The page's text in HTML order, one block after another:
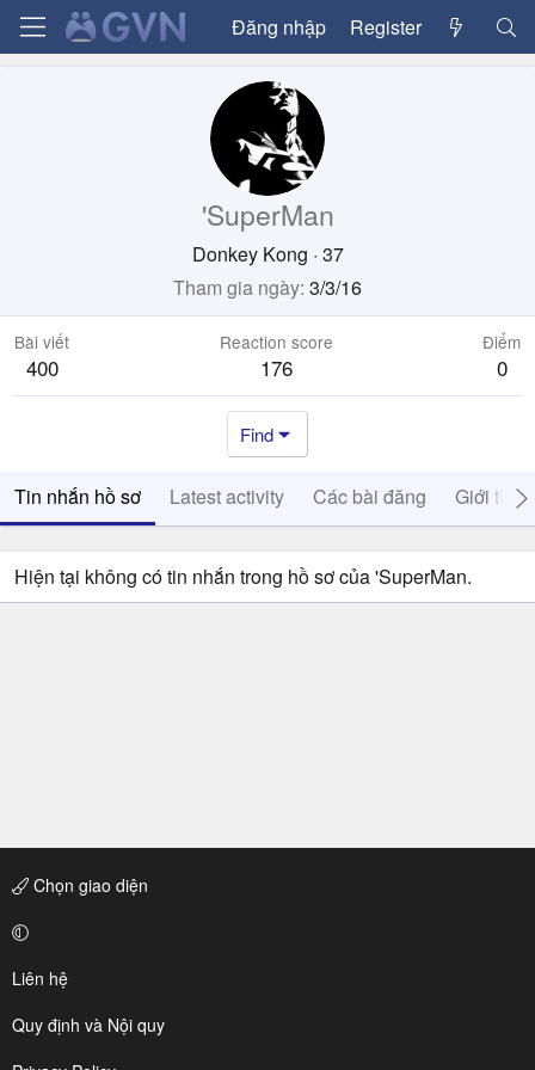
Đăng nhập Register
'SuperMan
Donkey Kong · 37
Tham gia ngày 3/3/16
Bài viết
400
Reaction score
176
Điểm
0
Find
Tin nhắn hồ sơ Latest activity Các bài đăng Giới thiệu
Hiện tại không có tin nhắn trong hồ sơ của 'SuperMan.
Chọn giao diện
Liên hệ
Quy định và Nội quy